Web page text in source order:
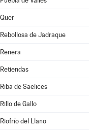
Quer
Rebollosa de Jadraque
Renera
Retiendas
Riba de Saelices
Rillo de Gallo
Riofrío del Llano